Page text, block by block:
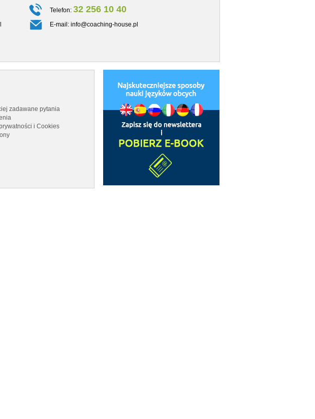
Telefon: 32 256 10 40
E-mail: info@coaching-house.pl
zadawane pytania
i Cookies